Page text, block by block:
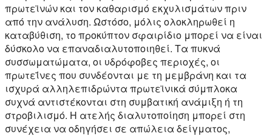
πρωτεϊνών και τον καθαρισμό εκχυλισμάτων πριν
από την ανάλυση. Ωστόσο, μόλις ολοκληρωθεί η
καταβύθιση, το προκύπτον σφαιρίδιο μπορεί να είναι
δύσκολο να επαναδιαλυτοποιηθεί. Τα πυκνά
συσσωματώματα, οι υδρόφοβες περιοχές, οι
πρωτεΐνες που συνδέονται με τη μεμβράνη και τα
ισχυρά αλληλεπιδρώντα πρωτεϊνικά σύμπλοκα
συχνά αντιστέκονται στη συμβατική ανάμιξη ή τη
στροβιλισμό. Η ατελής διαλυτοποίηση μπορεί στη
συνέχεια να οδηγήσει σε απώλεια δείγματος,